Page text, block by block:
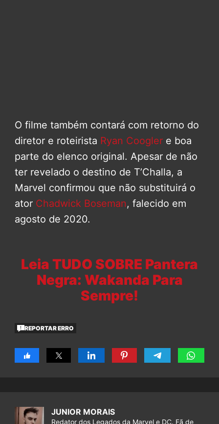
O filme também contará com retorno do
diretor e roteirista Ryan Coogler e boa
parte do elenco original. Apesar de não
ter revelado o destino de T’Challa, a
Marvel confirmou que não substituirá o
ator Chadwick Boseman, falecido em
agosto de 2020.
Leia TUDO SOBRE Pantera
Negra: Wakanda Para
Sempre!
REPORTAR ERRO
JUNIOR MORAIS
Redator dos Legados da Marvel e DC. Fã de